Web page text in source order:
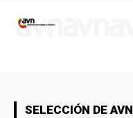
SELECCIÓN DE AVN